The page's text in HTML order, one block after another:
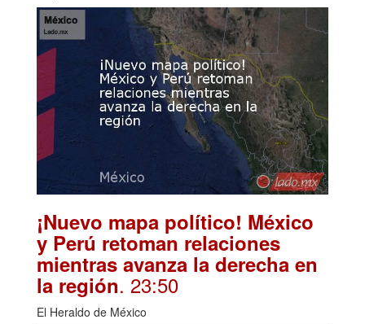
¡Nuevo mapa político! México
y Perú retoman relaciones
mientras avanza la derecha en
la región. 23:50
El Heraldo de México